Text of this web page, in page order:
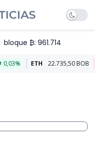
bloque ₿: 961.714
22.735,50 BOB -0,04%